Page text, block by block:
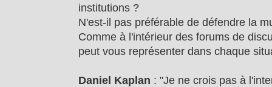
institutions ?
N'est-il pas préférable de défendre la
Comme à l'intérieur des forums de
peut vous représenter dans chaque
Daniel Kaplan : "Je ne crois pas à